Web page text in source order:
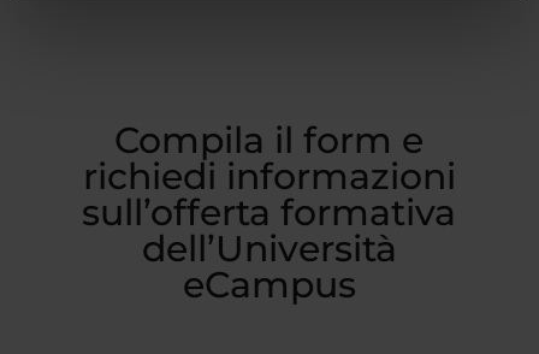
Compila il form e
richiedi informazioni
sull’offerta formativa
dell’Università
eCampus